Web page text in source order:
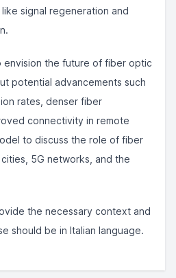
signal regeneration and
envision the future of fiber optic
potential advancements such
rates, denser fiber
connectivity in remote
to discuss the role of fiber
5G networks, and the
the necessary context and
should be in Italian language.